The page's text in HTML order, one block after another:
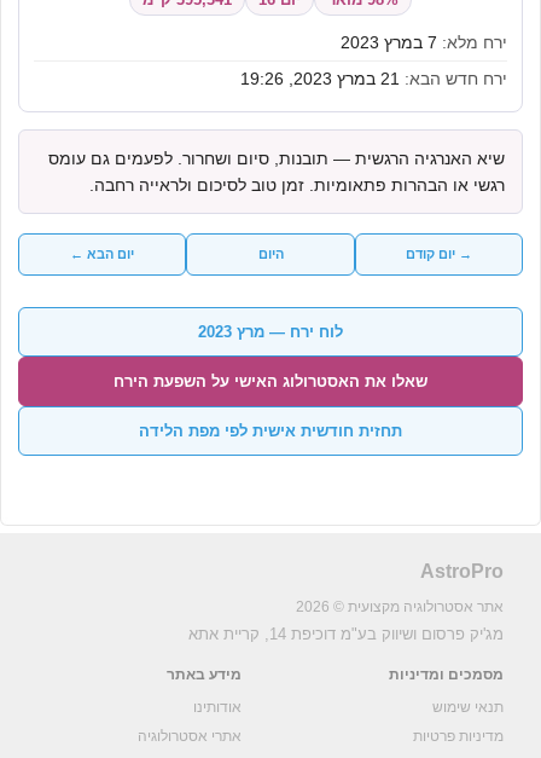
ירח מלא:
ירח חדש הבא:
שיא האנרגיה הרגשית — תובנות, סיום ושחרור. לפעמים גם עומס
רגשי או הבהרות פתאומיות. זמן טוב לסיכום ולראייה רחבה.
→ יום קודם היום יום הבא ←
לוח ירח — מרץ 2023
שאלו את האסטרולוג האישי על השפעת הירח
תחזית חודשית אישית לפי מפת הלידה
AstroPro
אתר אסטרולוגיה מקצועית © 2026
מג'יק פרסום ושיווק בע"מ דוכיפת 14, קריית אתא
מסמכים ומדיניות
תנאי שימוש
מדיניות פרטיות
מידע באתר
אודותינו
אתרי אסטרולוגיה